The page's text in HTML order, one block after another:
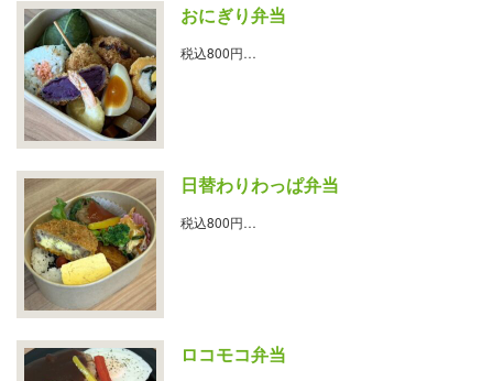
おにぎり弁当
税込800円…
日替わりわっぱ弁当
税込800円…
ロコモコ弁当